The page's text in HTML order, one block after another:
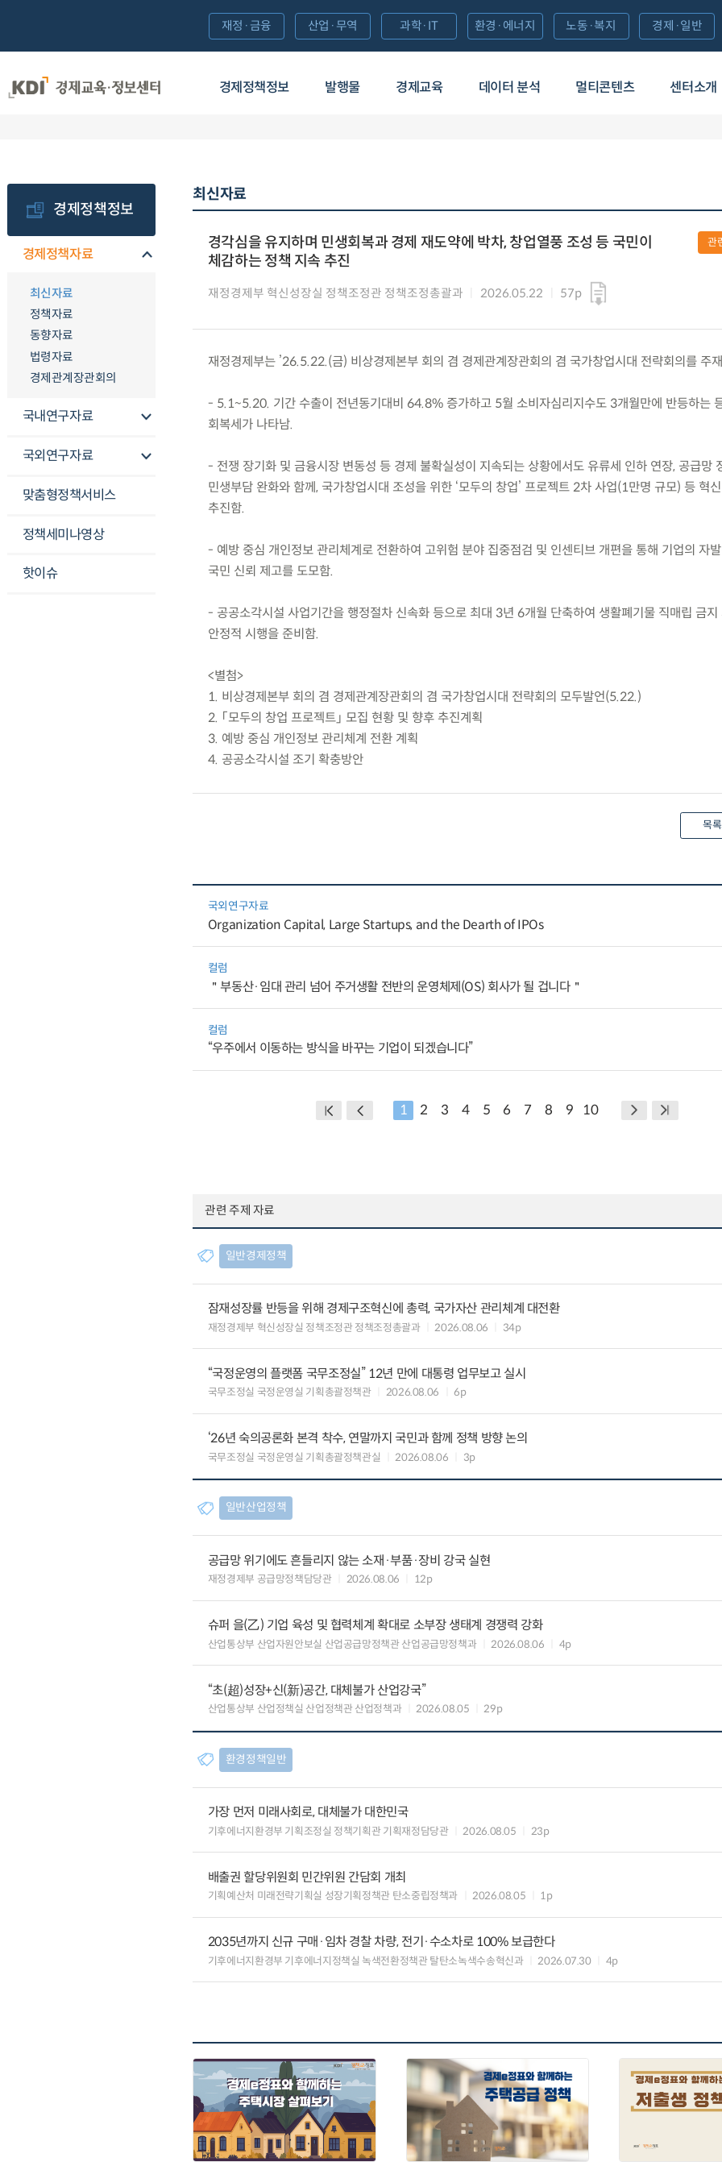
경제정책정보 발행물 경제교육 데이터 분석 멀티콘텐츠 센터소개
재정·금융 산업·무역 과학·IT 환경·에너지 노동·복지 경제·일반
경제정책정보
경제정책자료
최신자료
정책자료
동향자료
법령자료
경제관계장관회의
국내연구자료
국외연구자료
맞춤형정책서비스
정책세미나영상
핫이슈
최신자료
경각심을 유지하며 민생회복과 경제 재도약에 박차, 창업열풍 조성 등 국민이
체감하는 정책 지속 추진
재정경제부 혁신성장실 정책조정관 정책조정총괄과 2026.05.22 57p
관
재정경제부는 ’26.5.22.(금) 비상경제본부 회의 겸 경제관계장관회의 겸 국가창업시대 전략회의를 주
- 5.1~5.20. 기간 수출이 전년동기대비 64.8% 증가하고 5월 소비자심리지수도 3개월만에 반등하는
회복세가 나타남.
- 전쟁 장기화 및 금융시장 변동성 등 경제 불확실성이 지속되는 상황에서도 유류세 인하 연장, 공급망
민생부담 완화와 함께, 국가창업시대 조성을 위한 ‘모두의 창업’ 프로젝트 2차 사업(1만명 규모) 등 혁
추진함.
- 예방 중심 개인정보 관리체계로 전환하여 고위험 분야 집중점검 및 인센티브 개편을 통해 기업의 자
국민 신뢰 제고를 도모함.
- 공공소각시설 사업기간을 행정절차 신속화 등으로 최대 3년 6개월 단축하여 생활폐기물 직매립 금지
안정적 시행을 준비함.
<별첨>
1. 비상경제본부 회의 겸 경제관계장관회의 겸 국가창업시대 전략회의 모두발언(5.22.)
2. 「모두의 창업 프로젝트」 모집 현황 및 향후 추진계획
3. 예방 중심 개인정보 관리체계 전환 계획
4. 공공소각시설 조기 확충방안
목
국외연구자료
Organization Capital, Large Startups, and the Dearth of IPOs
컬럼
＂부동산·임대 관리 넘어 주거생활 전반의 운영체제(OS) 회사가 될 겁니다＂
컬럼
“우주에서 이동하는 방식을 바꾸는 기업이 되겠습니다”
1 2 3 4 5 6 7 8 9 10
관련 주제 자료
일반경제정책
잠재성장률 반등을 위해 경제구조혁신에 총력, 국가자산 관리체계 대전환
재정경제부 혁신성장실 정책조정관 정책조정총괄과 2026.08.06 34p
“국정운영의 플랫폼 국무조정실” 12년 만에 대통령 업무보고 실시
국무조정실 국정운영실 기획총괄정책관 2026.08.06 6p
‘26년 숙의공론화 본격 착수, 연말까지 국민과 함께 정책 방향 논의
국무조정실 국정운영실 기획총괄정책관실 2026.08.06 3p
일반산업정책
공급망 위기에도 흔들리지 않는 소재·부품·장비 강국 실현
재정경제부 공급망정책담당관 2026.08.06 12p
슈퍼 을(乙) 기업 육성 및 협력체계 확대로 소부장 생태계 경쟁력 강화
산업통상부 산업자원안보실 산업공급망정책관 산업공급망정책과 2026.08.06 4p
“초(超)성장+신(新)공간, 대체불가 산업강국”
산업통상부 산업정책실 산업정책관 산업정책과 2026.08.05 29p
환경정책일반
가장 먼저 미래사회로, 대체불가 대한민국
기후에너지환경부 기획조정실 정책기획관 기획재정담당관 2026.08.05 23p
배출권 할당위원회 민간위원 간담회 개최
기획예산처 미래전략기획실 성장기획정책관 탄소중립정책과 2026.08.05 1p
2035년까지 신규 구매·임차 경찰 차량, 전기·수소차로 100% 보급한다
기후에너지환경부 기후에너지정책실 녹색전환정책관 탈탄소녹색수송혁신과 2026.07.30 4p